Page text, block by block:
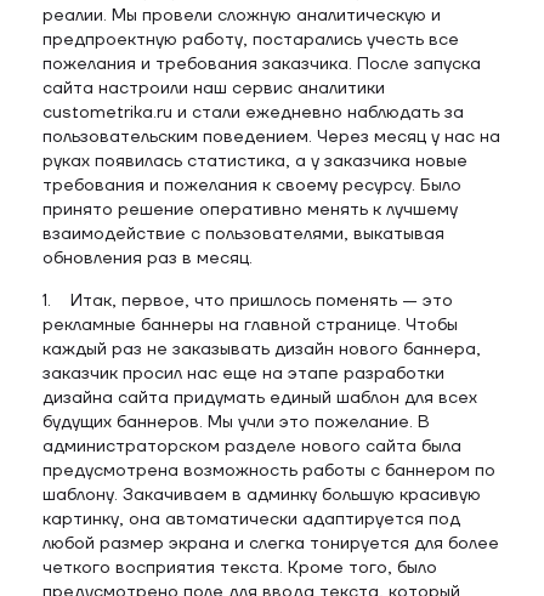
реалии. Мы провели сложную аналитическую и
предпроектную работу, постарались учесть все
пожелания и требования заказчика. После запуска
сайта настроили наш сервис аналитики
custometrika.ru и стали ежедневно наблюдать за
пользовательским поведением. Через месяц у нас на
руках появилась статистика, а у заказчика новые
требования и пожелания к своему ресурсу. Было
принято решение оперативно менять к лучшему
взаимодействие с пользователями, выкатывая
обновления раз в месяц.
1. Итак, первое, что пришлось поменять — это
рекламные баннеры на главной странице. Чтобы
каждый раз не заказывать дизайн нового баннера,
заказчик просил нас еще на этапе разработки
дизайна сайта придумать единый шаблон для всех
будущих баннеров. Мы учли это пожелание. В
администраторском разделе нового сайта была
предусмотрена возможность работы с баннером по
шаблону. Закачиваем в админку большую красивую
картинку, она автоматически адаптируется под
любой размер экрана и слегка тонируется для более
четкого восприятия текста. Кроме того, было